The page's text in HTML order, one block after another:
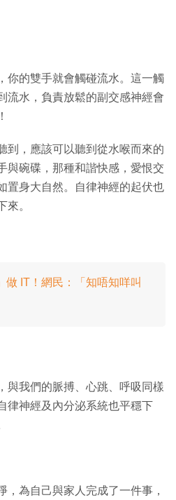
你的雙手就會觸碰流水。這一觸
流水，負責放鬆的副交感神經會
到，應該可以聽到從水喉而來的
與碗碟，那種和諧快感，愛恨交
置身大自然。自律神經的起伏也
來。
做 IT！網民：「知唔知咩叫
與我們的脈搏、心跳、呼吸同樣
律神經及內分泌系統也平穩下
，為自己與家人完成了一件事，